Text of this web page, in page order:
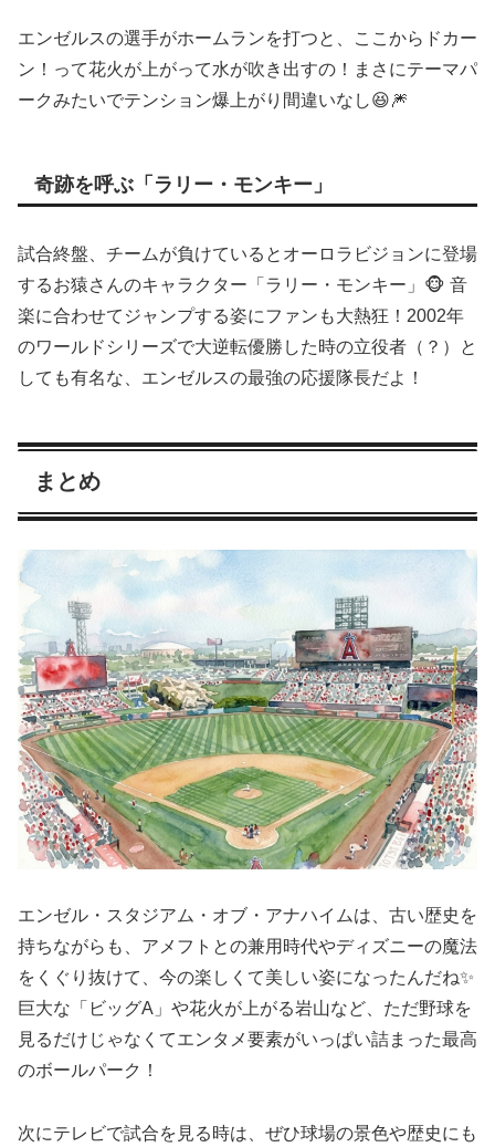
エンゼルスの選手がホームランを打つと、ここからドカー
ン！って花火が上がって水が吹き出すの！まさにテーマパ
ークみたいでテンション爆上がり間違いなし😆🎆
奇跡を呼ぶ「ラリー・モンキー」
試合終盤、チームが負けているとオーロラビジョンに登場
するお猿さんのキャラクター「ラリー・モンキー」🐵 音
楽に合わせてジャンプする姿にファンも大熱狂！2002年
のワールドシリーズで大逆転優勝した時の立役者（？）と
しても有名な、エンゼルスの最強の応援隊長だよ！
まとめ
エンゼル・スタジアム・オブ・アナハイムは、古い歴史を
持ちながらも、アメフトとの兼用時代やディズニーの魔法
をくぐり抜けて、今の楽しくて美しい姿になったんだね✨
巨大な「ビッグA」や花火が上がる岩山など、ただ野球を
見るだけじゃなくてエンタメ要素がいっぱい詰まった最高
のボールパーク！
次にテレビで試合を見る時は、ぜひ球場の景色や歴史にも